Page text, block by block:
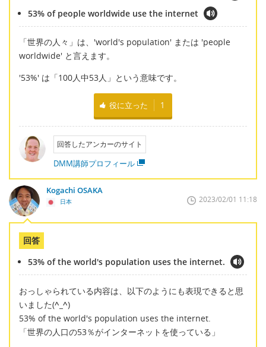
53% of people worldwide use the internet
「世界の人々」は、'world's population' または 'people
worldwide' と言えます。
'53%' は「100人中53人」という意味です。
役に立った 1
回答したアンカーのサイト
DMM講師プロフィール
Kogachi OSAKA
日本 2023/02/01 11:18
回答
53% of the world's population uses the internet.
おっしゃられている内容は、以下のようにも表現できると思
いました(^_^)
53% of the world's population uses the internet.
「世界の人口の53％がインターネットを使っている」